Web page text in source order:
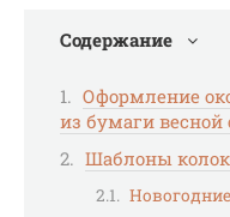
Содержание
Оформление
из бумаги
Шаблоны